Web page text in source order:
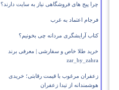
چرا پیج های فروشگاهی نیاز به سایت دارند؟
فرجام اعتماد به غرب
کتاب آرایشگری مردانه چی بخونیم؟
خرید طلا خاص و سفارشی | معرفی برند
zar_by_zahra
زعفران مرغوب با قیمت رقابتی؛ خریدی
هوشمندانه از تیدا زعفران